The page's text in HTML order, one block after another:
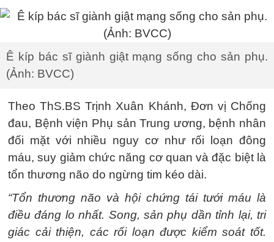
Ê kíp bác sĩ giành giật mạng sống cho sản phụ.
(Ảnh: BVCC)
Theo ThS.BS Trịnh Xuân Khánh, Đơn vị Chống
đau, Bệnh viện Phụ sản Trung ương, bệnh nhân
đối mặt với nhiều nguy cơ như rối loạn đông
máu, suy giảm chức năng cơ quan và đặc biệt là
tổn thương não do ngừng tim kéo dài.
“Tổn thương não và hội chứng tái tưới máu là
điều đáng lo nhất. Song, sản phụ dần tỉnh lại, tri
giác cải thiện, các rối loạn được kiểm soát tốt.